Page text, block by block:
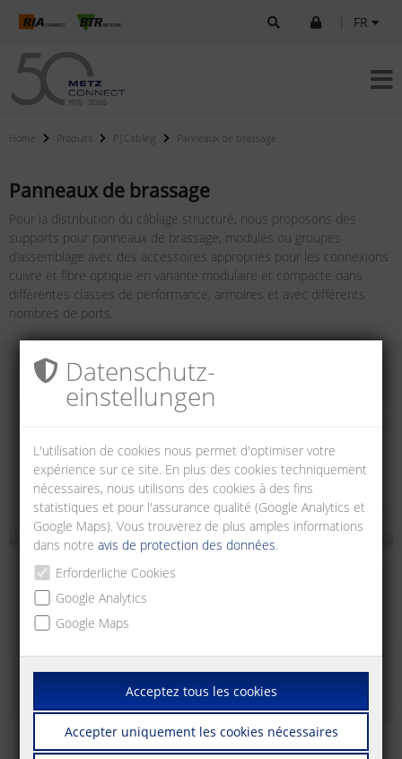
FR
Home Produits P|Cabling Panneaux de brassage
Panneaux de brassage
Pour la distribution du câblage structuré, nous proposons des
supports pour panneaux de brassage, modules ou groupes
d’assemblage avec des accessoires appropriés pour les connexions
cuivre et fibre optique en variante modulaire et compacte dans
différentes classes de performance, armoires et avec différents
nombres de ports.
Datenschutz­
einstellungen
L'utilisation de cookies nous permet d'optimiser votre
expérience sur ce site. En plus des cookies techniquement
nécessaires, nous utilisons des cookies à des fins
statistiques et pour l'assurance qualité (Google Analytics et
Google Maps). Vous trouverez de plus amples informations
dans notreavis de protection des données.
Erforderliche Cookies
Google Analytics
Google Maps
Acceptez tous les cookies
Accepter uniquement les cookies nécessaires